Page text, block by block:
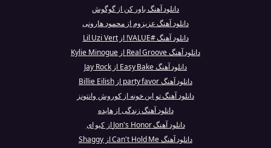
دانلود آهنگ باور کن از گوگوش
دانلود آهنگ عزیزوم از محمود هارونی
دانلود آهنگ #VALUE! از Lil Uzi Vert
دانلود آهنگ Real Groove از Kylie Minogue
دانلود آهنگ Easy Bake از Jay Rock
دانلود آهنگ party favor از Billie Eilish
دانلود آهنگ تو این خونه از کوروش وانتونز
دانلود آهنگ زندگی از هایده
دانلود آهنگ Jon's Honor از کیو ای
دانلود آهنگ Can't Hold Me از Shaggy